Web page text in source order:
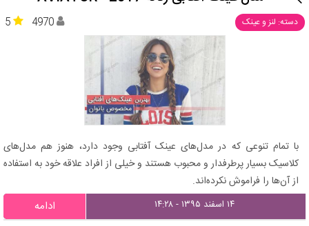
دسته: لنز و عینک 5 4970
با تمام تنوعی که در مدل‌های عینک آفتابی وجود دارد، هنوز هم مدل‌های
کلاسیک بسیار پرطرفدار و محبوب هستند و خیلی‌ از افراد علاقه خود به استفاده
از آن‌ها را فراموش نکرده‌اند.
۱۴ اسفند ۱۳۹۵ - ۱۴:۲۸ ادامه